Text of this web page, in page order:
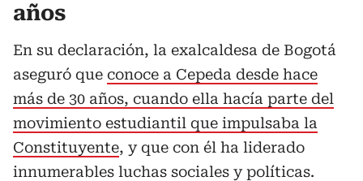
años
En su declaración, la exalcaldesa de Bogotá
aseguró que conoce a Cepeda desde hace
más de 30 años, cuando ella hacía parte del
movimiento estudiantil que impulsaba la
Constituyente, y que con él ha liderado
innumerables luchas sociales y políticas.